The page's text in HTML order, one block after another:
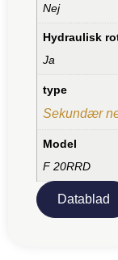
Nej
Hydraulisk
Ja
type
Sekundær
Model
F 20RRD
Datablad